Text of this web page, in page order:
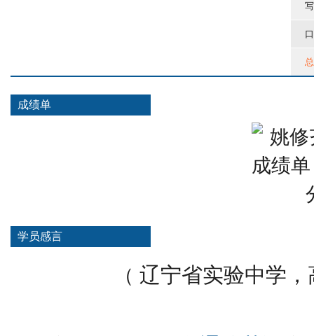
成绩单
学员感言
（ 辽宁省实验中学